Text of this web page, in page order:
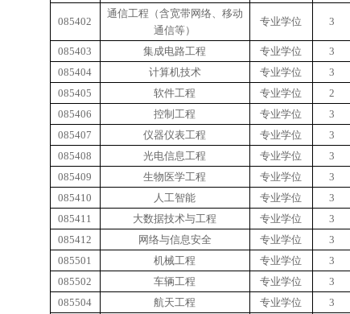
085402
通信工程（含宽带网络、移动
通信等）
专业学位 3
085403 集成电路工程 专业学位 3
085404
计算机技术 专业学位 3
085405
软件工程 专业学位 2
085406
控制工程 专业学位 3
085407
仪器仪表工程 专业学位 3
085408
光电信息工程 专业学位 3
085409
生物医学工程 专业学位 3
085410
人工智能 专业学位 3
085411
大数据技术与工程 专业学位 3
085412
网络与信息安全 专业学位 3
085501
机械工程 专业学位 3
085502
车辆工程 专业学位 3
085504
航天工程 专业学位 3